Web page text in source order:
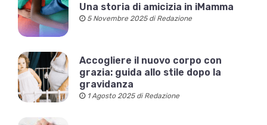
Una storia di amicizia in iMamma
5 Novembre 2025 di Redazione
Accogliere il nuovo corpo con
grazia: guida allo stile dopo la
gravidanza
1 Agosto 2025 di Redazione